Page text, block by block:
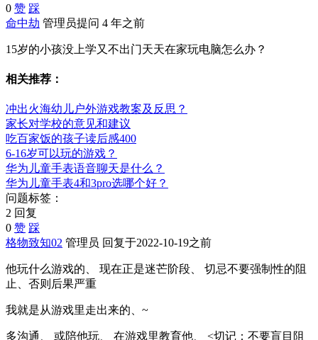
0 赞 踩
命中劫 管理员提问 4 年之前
15岁的小孩没上学又不出门天天在家玩电脑怎么办？
相关推荐：
冲出火海幼儿户外游戏教案及反思？
家长对学校的意见和建议
吃百家饭的孩子读后感400
6-16岁可以玩的游戏？
华为儿童手表语音聊天是什么？
华为儿童手表4和3pro选哪个好？
问题标签：
2 回复
0 赞 踩
格物致知02 管理员 回复于2022-10-19之前
他玩什么游戏的、 现在正是迷芒阶段、 切忌不要强制性的阻
止、否则后果严重
我就是从游戏里走出来的、~
多沟通、 或陪他玩、 在游戏里教育他、 <切记：不要盲目阻